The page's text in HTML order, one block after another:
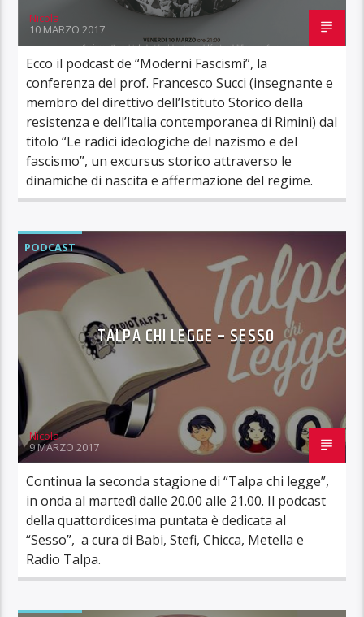
Nicola
10 MARZO 2017
Ecco il podcast de “Moderni Fascismi”, la
conferenza del prof. Francesco Succi (insegnante e
membro del direttivo dell’Istituto Storico della
resistenza e dell’Italia contemporanea di Rimini) dal
titolo “Le radici ideologiche del nazismo e del
fascismo”, un excursus storico attraverso le
dinamiche di nascita e affermazione del regime.
PODCAST
TALPA CHI LEGGE – SESSO
Nicola
9 MARZO 2017
Continua la seconda stagione di “Talpa chi legge”,
in onda al martedì dalle 20.00 alle 21.00. Il podcast
della quattordicesima puntata è dedicata al
“Sesso”, a cura di Babi, Stefi, Chicca, Metella e
Radio Talpa.